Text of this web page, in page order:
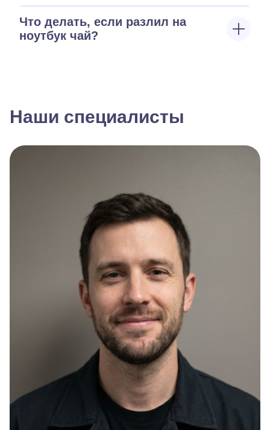
Что делать, если разлил на
ноутбук чай?
Наши специалисты